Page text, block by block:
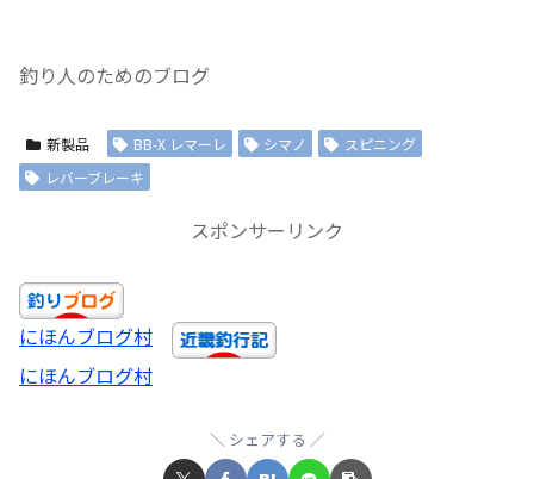
釣り人のためのブログ
新製品 BB-X レマーレ シマノ
スピニング
レバーブレーキ
スポンサーリンク
にほんブログ村
にほんブログ村
シェアする